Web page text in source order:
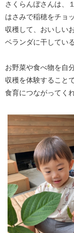
さくらんぼさんは、
はさみで稲穂をチョ
収穫して、おいしい
ベランダに干してい
お野菜や食べ物を自
収穫を体験すること
食育につながってく